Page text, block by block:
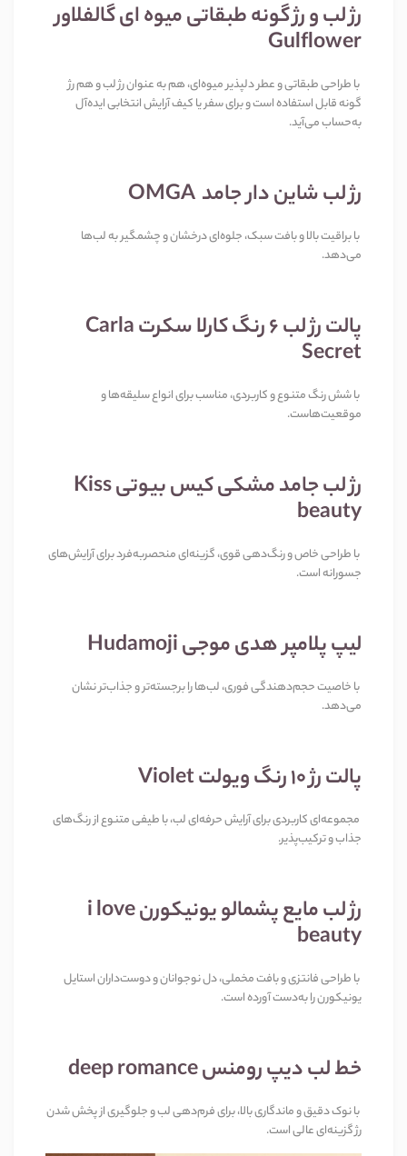
رژ لب و رژ گونه طبقاتی میوه ای گالفلاور
Gulflower
با طراحی طبقاتی و عطر دلپذیر میوه‌ای، هم به عنوان رژ لب و هم رژ
گونه قابل استفاده است و برای سفر یا کیف آرایش انتخابی ایده‌آل
به‌حساب می‌آید.
رژ لب شاین دار جامد OMGA
با براقیت بالا و بافت سبک، جلوه‌ای درخشان و چشمگیر به لب‌ها
می‌دهد.
پالت رژ لب 6 رنگ کارلا سکرت Carla
Secret
با شش رنگ متنوع و کاربردی، مناسب برای انواع سلیقه‌ها و
موقعیت‌هاست.
رژ لب جامد مشکی کیس بیوتی Kiss
beauty
با طراحی خاص و رنگ‌دهی قوی، گزینه‌ای منحصر‌به‌فرد برای آرایش‌های
جسورانه است.
لیپ پلامپر هدی موجی Hudamoji
با خاصیت حجم‌دهندگی فوری، لب‌ها را برجسته‌تر و جذاب‌تر نشان
می‌دهد.
پالت رژ 10 رنگ ویولت Violet
مجموعه‌ای کاربردی برای آرایش حرفه‌ای لب، با طیفی متنوع از رنگ‌های
جذاب و ترکیب‌پذیر.
رژ لب مایع پشمالو یونیکورن i love
beauty
با طراحی فانتزی و بافت مخملی، دل نوجوانان و دوست‌داران استایل
یونیکورن را به‌دست آورده است.
خط لب دیپ رومنس deep romance
با نوک دقیق و ماندگاری بالا، برای فرم‌دهی لب و جلوگیری از پخش شدن
رژ گزینه‌ای عالی است.